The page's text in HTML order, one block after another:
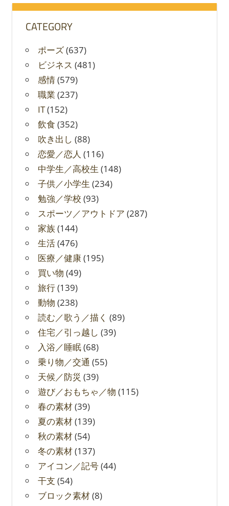
CATEGORY
ポーズ(637)
ビジネス (481)
感情(579)
職業 (237)
IT(152)
飲食 (352)
吹き出し (88)
恋愛／恋人 (116)
中学生／高校生 (148)
子供／小学生 (234)
勉強／学校 (93)
スポーツ／アウトドア (287)
家族(144)
生活(476)
医療／健康(195)
買い物 (49)
旅行(139)
動物 (238)
読む／歌う／描く (89)
住宅／引っ越し (39)
入浴／睡眠(68)
乗り物／交通 (55)
天候／防災 (39)
遊び／おもちゃ／物 (115)
春の素材(39)
夏の素材(139)
秋の素材(54)
冬の素材(137)
アイコン／記号(44)
干支 (54)
ブロック素材(8)